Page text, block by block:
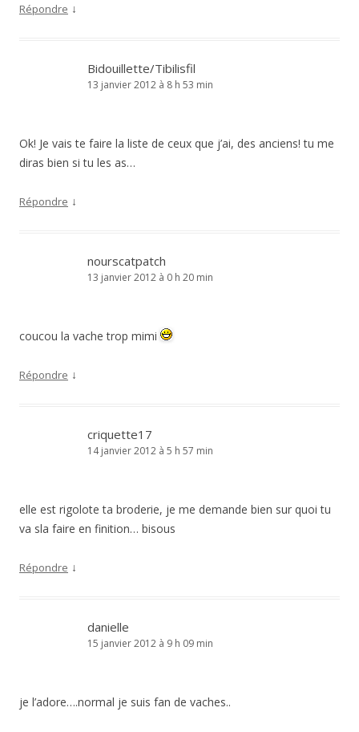
Répondre ↓
Bidouillette/Tibilisfil
13 janvier 2012 à 8 h 53 min
Ok! Je vais te faire la liste de ceux que j’ai, des anciens! tu me
diras bien si tu les as…
Répondre ↓
nourscatpatch
13 janvier 2012 à 0 h 20 min
coucou la vache trop mimi
Répondre ↓
criquette17
14 janvier 2012 à 5 h 57 min
elle est rigolote ta broderie, je me demande bien sur quoi tu
va sla faire en finition… bisous
Répondre ↓
danielle
15 janvier 2012 à 9 h 09 min
je l’adore….normal je suis fan de vaches..